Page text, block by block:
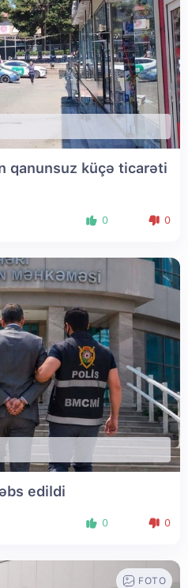
qanunsuz küçə ticarəti
0 0
edildi
0 0
FOTO